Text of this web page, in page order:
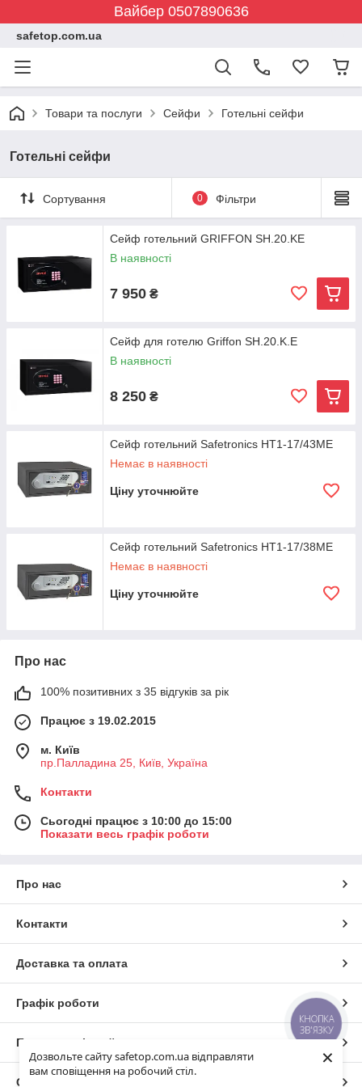
Дозвольте сайту safetop.com.ua відправляти
вам сповіщення на робочий стіл.
×
Вайбер 0507890636
safetop.com.ua
Товари та послуги Сейфи Готельні сейфи
Готельні сейфи
Сортування 0 Фільтри
Сейф готельний GRIFFON SH.20.KE
В наявності
7 950 ₴
Сейф для готелю Griffon SH.20.K.E
В наявності
8 250 ₴
Сейф готельний Safetronics HT1-17/43ME
Немає в наявності
Ціну уточнюйте
Сейф готельний Safetronics HT1-17/38ME
Немає в наявності
Ціну уточнюйте
Про нас
100% позитивних з 35 відгуків за рік
Працює з 19.02.2015
м. Київ
пр.Палладина 25, Київ, Україна
Контакти
Сьогодні працює з 10:00 до 15:00
Показати весь графік роботи
Про нас
Контакти
Доставка та оплата
Графік роботи
Повна версія сайту
Сайт створено на маркетплейсі
КНОПКА
ЗВ'ЯЗКУ